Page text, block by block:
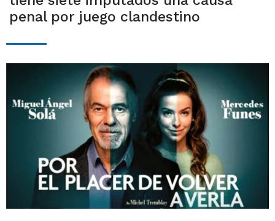
penal por juego clandestino